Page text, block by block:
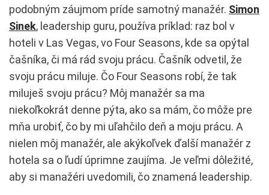
podobným záujmom príde samotný manažér. Simon
Sinek, leadership guru, používa príklad: raz bol v
hoteli v Las Vegas, vo Four Seasons, kde sa opýtal
čašníka, či má rád svoju prácu. Čašník odvetil, že
svoju prácu miluje. Čo Four Seasons robí, že tak
miluješ svoju prácu? Môj manažér sa ma
niekoľkokrát denne pýta, ako sa mám, čo môže pre
mňa urobiť, čo by mi uľahčilo deň a moju prácu. A
nielen môj manažér, ale akýkoľvek ďalší manažér z
hotela sa o ľudí úprimne zaujíma. Je veľmi dôležité,
aby si manažéri uvedomili, čo znamená leadership.